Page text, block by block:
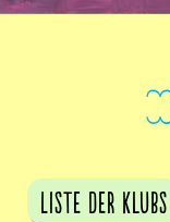
Liste der Klubs